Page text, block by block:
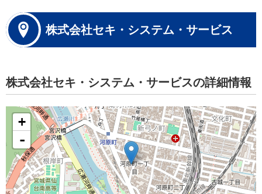
株式会社セキ・システム・サービス
株式会社セキ・システム・サービスの詳細情報
+
-